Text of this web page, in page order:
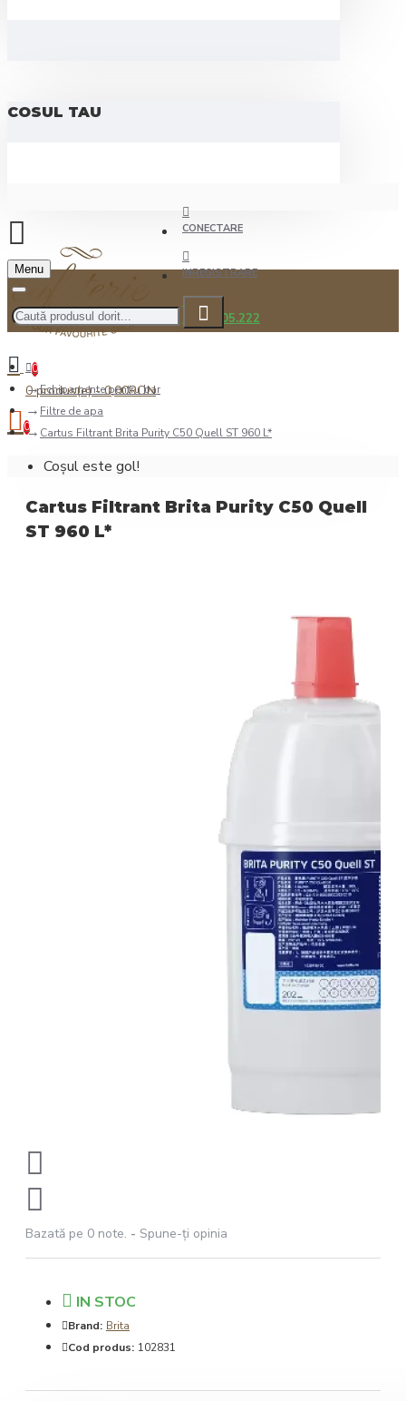
COSUL TAU
CONECTARE
INREGISTRARE
0722.505.222
Menu
0
0 produs(e) - 0,00RON
0
Coșul este gol!
Echipamente pentru bar
Filtre de apa
Cartus Filtrant Brita Purity C50 Quell ST 960 L*
Cartus Filtrant Brita Purity C50 Quell
ST 960 L*
Bazată pe 0 note. - Spune-ţi opinia
IN STOC
Brand: Brita
Cod produs: 102831